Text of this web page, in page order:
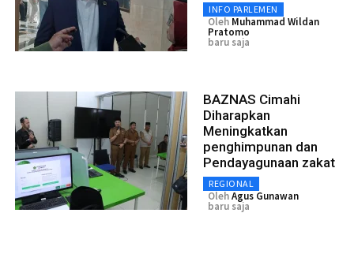
INFO PARLEMEN
Oleh Muhammad Wildan
Pratomo
baru saja
BAZNAS Cimahi
Diharapkan
Meningkatkan
penghimpunan dan
Pendayagunaan zakat
REGIONAL
OlehAgus Gunawan
baru saja